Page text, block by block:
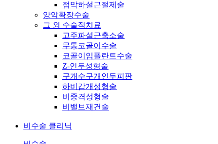
점막하설근절제술
양악확장수술
그 외 수술적치료
고주파설근축소술
무통코골이수술
코골이임플란트수술
Z-인두성형술
구개수구개인두피판
하비갑개성형술
비중격성형술
비밸브재건술
비수술 클리닉